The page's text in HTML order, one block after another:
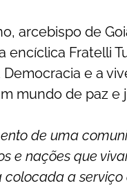
arcebispo de
encíclica Fratelli
e a
mundo de paz e
de uma
e nações que
a